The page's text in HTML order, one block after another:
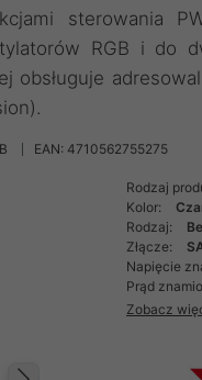
sterowania
RGB i do
obsługuje
EAN: 4710562755275
Rodzaj
Kolor:
Rodzaj:
Złącze:
Napięcie
Prąd
Zobacz